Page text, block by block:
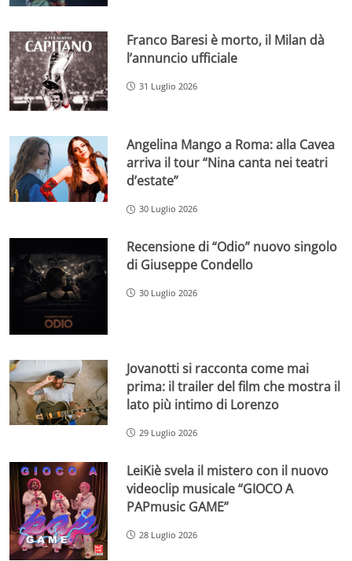
Franco Baresi è morto, il Milan dà
l’annuncio ufficiale
31 Luglio 2026
Angelina Mango a Roma: alla Cavea
arriva il tour “Nina canta nei teatri
d’estate”
30 Luglio 2026
Recensione di “Odio” nuovo singolo
di Giuseppe Condello
30 Luglio 2026
Jovanotti si racconta come mai
prima: il trailer del film che mostra il
lato più intimo di Lorenzo
29 Luglio 2026
LeiKiè svela il mistero con il nuovo
videoclip musicale “GIOCO A
PAPmusic GAME”
28 Luglio 2026